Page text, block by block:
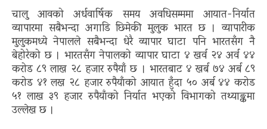
चालु आवको अर्धवार्षिक समय अवधिसम्ममा आयात-निर्यात
व्यापारमा सबैभन्दा अगाडि छिमेकी मुलुक भारत छ । व्यापारीक
मुलुकमध्ये नेपालले सबैभन्दा धेरै व्यापार घाटा पनि भारतसँग नै
बेहोरेको छ । भारतसँग नेपालको व्यापार घाटा ४ खर्व २४ अर्व ४४
करोड ८९ लाख २८ हजार रुपैयाँ छ । भारतबाट ४ खर्ब ७४ अर्ब ८९
करोड ४१ लख २८ हजार रुपैयाँको आयात हुँदा ५० अर्ब ४४ करोड
५१ लाख ३९ हजार रुपैयाँको निर्यात भएको विभागको तथ्याङ्कमा
उल्लेख छ ।